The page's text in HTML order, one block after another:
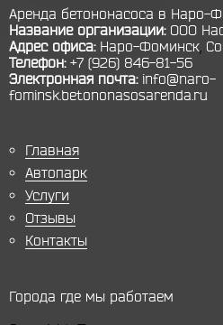
Аренда бетононасоса в Наро-
Название организации: ООО
Адрес офиса: Наро-Фоминск
Телефон: +7 (926) 846-81-56
Электронная почта: info@naro-
fominsk.betononasosarenda.ru
Главная
Автопарк
Услуги
Отзывы
Контакты
Города где мы работаем